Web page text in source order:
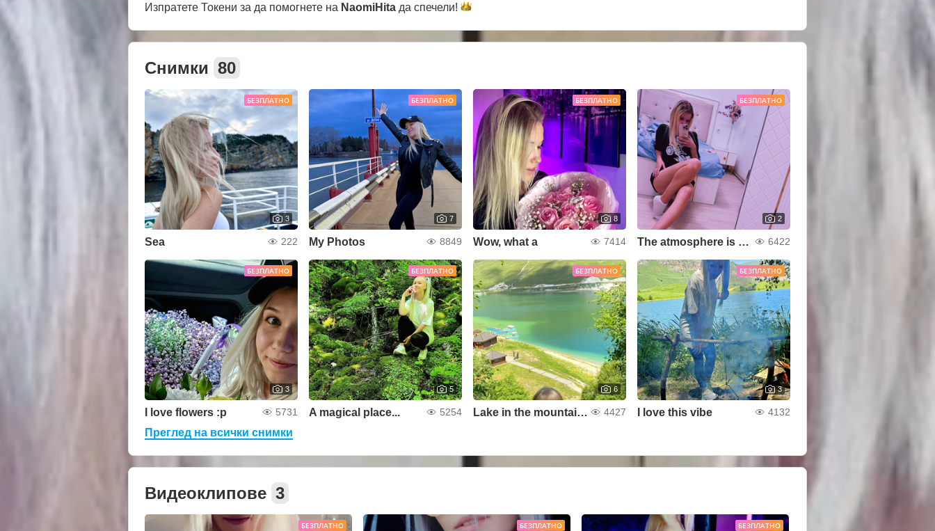
Изпратете Токени за да помогнете на NaomiHita да спечели!
Снимки 80
БЕЗПЛАТНО
3
Sea 222
БЕЗПЛАТНО
7
My Photos 8849
БЕЗПЛАТНО
8
Wow, what a 7414
БЕЗПЛАТНО
2
The atmosphere is awesome🔥 6422
БЕЗПЛАТНО
3
I love flowers :р 5731
БЕЗПЛАТНО
5
A magical place... 5254
БЕЗПЛАТНО
6
Lake in the mountains 4427
БЕЗПЛАТНО
3
I love this vibe 4132
Преглед на всички снимки
Видеоклипове 3
БЕЗПЛАТНО БЕЗПЛАТНО БЕЗПЛАТНО